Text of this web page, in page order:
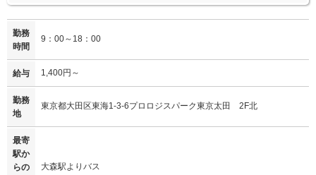
勤務
時間
9：00～18：00
給与 1,400円～
勤務
地
東京都大田区東海1-3-6プロロジスパーク東京太田 2F北
最寄
駅か
らの
大森駅よりバス